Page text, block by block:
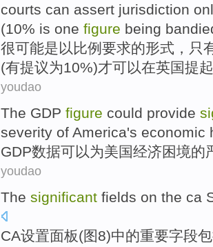
courts can assert jurisdiction
(10% is one figure being
很可能是以 比例 要求的形式， 只
(有提议为10%)才可以在英国提起
youdao
The GDP figure could provide
severity of America's economic
GDP数据可以为美国经济困境的
youdao
The significant fields on the ca
CA设置面板(图8)中的重要字段